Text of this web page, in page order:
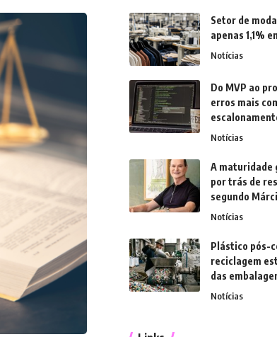
Setor de
apenas 1,1%
Notícias
Do MVP ao
erros mais
Notícias
A maturidade
por trás de
segundo
Notícias
Plástico pós-
reciclagem
das
Notícias